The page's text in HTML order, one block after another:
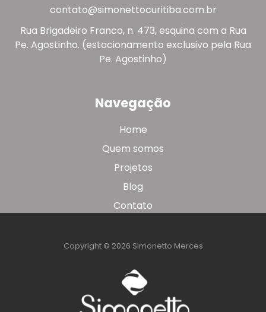
contato@simonettocuritiba.com.br
Rua Brigadeiro Franco, n. 473, esquina com a Rua
Pe. Agostinho. (estacionamento exclusivo pela Rua
Pe. Agostinho)
Navegação
Home
Quem somos
Projetos
Blog
Contato
Copyright © 2026 Simonetto Merces